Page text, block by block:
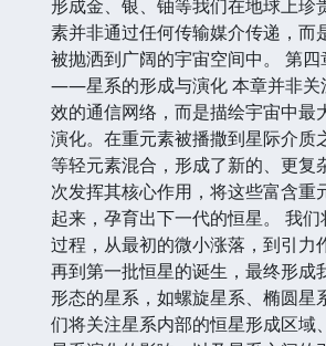
形成金、银、铀等我们在地球上珍
素并非通过任何传输媒介传递，而
被抛洒到广阔的宇宙空间中。 第
——星系的形成与演化 本章并非关
效的通信网络，而是描绘宇宙中最
演化。在重元素被播撒到星际介质
等轻元素混合，形成了新的、更复
次发挥其核心作用，将这些富含重
起来，孕育出下一代的恒星。 我
过程，从最初的微小涨落，到引力
再到第一批恒星的诞生，最终形成
形态的星系，如螺旋星系、椭圆星
们将关注星系内部的恒星形成区域